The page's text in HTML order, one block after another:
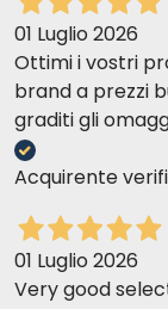
01 Luglio 2026
Ottimi i vostri
brand a prezzi
graditi gli
Acquirente
01 Luglio 2026
Very good